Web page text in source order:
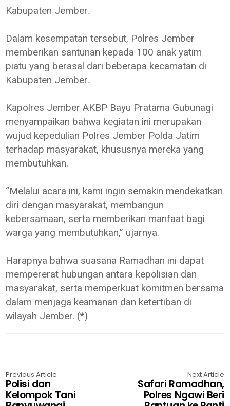
Kabupaten Jember.
Dalam kesempatan tersebut, Polres Jember
memberikan santunan kepada 100 anak yatim
piatu yang berasal dari beberapa kecamatan di
Kabupaten Jember.
Kapolres Jember AKBP Bayu Pratama Gubunagi
menyampaikan bahwa kegiatan ini merupakan
wujud kepedulian Polres Jember Polda Jatim
terhadap masyarakat, khususnya mereka yang
membutuhkan.
“Melalui acara ini, kami ingin semakin mendekatkan
diri dengan masyarakat, membangun
kebersamaan, serta memberikan manfaat bagi
warga yang membutuhkan,” ujarnya.
Harapnya bahwa suasana Ramadhan ini dapat
mempererat hubungan antara kepolisian dan
masyarakat, serta memperkuat komitmen bersama
dalam menjaga keamanan dan ketertiban di
wilayah Jember. (*)
Previous Article
Polisi dan
Kelompok Tani
Next Article
Safari Ramadhan,
Polres Ngawi Beri